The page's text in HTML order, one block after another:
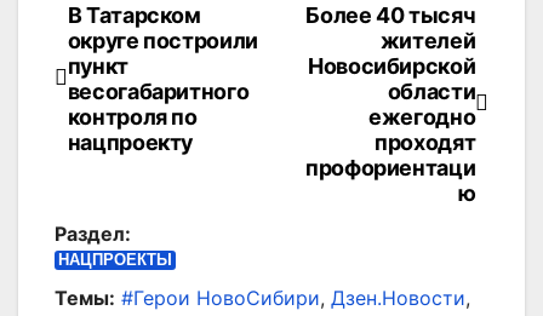
Навигация
по
записям
Более 40 тысяч
жителей
Новосибирской
области
ежегодно
проходят
профориентаци
ю
В Татарском
округе построили
пункт
весогабаритного
контроля по
нацпроекту
Раздел:
НАЦПРОЕКТЫ
Темы: #Герои НовоСибири, Дзен.Новости,